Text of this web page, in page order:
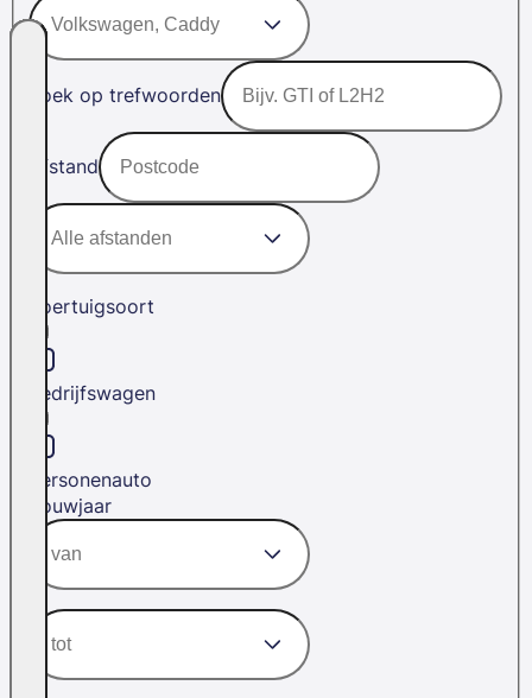
Zoek op trefwoorden
Afstand
Voertuigsoort
Bedrijfswagen
Personenauto
Bouwjaar